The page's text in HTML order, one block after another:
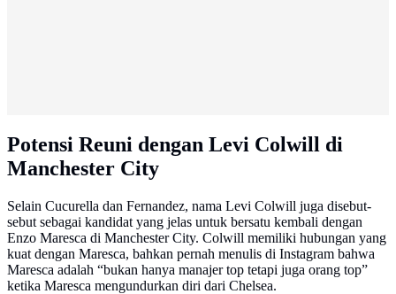
Potensi Reuni dengan Levi Colwill di
Manchester City
Selain Cucurella dan Fernandez, nama Levi Colwill juga disebut-
sebut sebagai kandidat yang jelas untuk bersatu kembali dengan
Enzo Maresca di Manchester City. Colwill memiliki hubungan yang
kuat dengan Maresca, bahkan pernah menulis di Instagram bahwa
Maresca adalah “bukan hanya manajer top tetapi juga orang top”
ketika Maresca mengundurkan diri dari Chelsea.